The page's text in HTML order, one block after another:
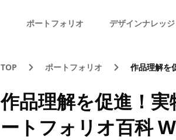
ポートフォリオ デザインナレッジ
TOP ポートフォリオ 作品理解を促
作品理解を促進！
ートフォリオ百科